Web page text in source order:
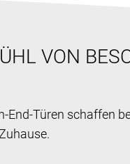
VON
End-Türen schaffen